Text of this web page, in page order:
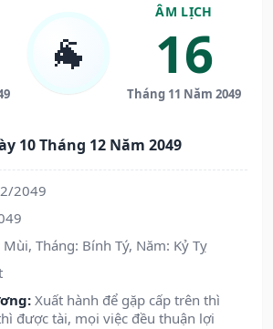
🐐
ÂM LỊCH
16
Tháng 11 Năm 2049
10 Tháng 12 Năm 2049
2049
Mùi, Tháng: Bính Tý, Năm: Kỷ Tỵ
Xuất hành để gặp cấp trên thì
được tài, mọi việc đều thuận lợi